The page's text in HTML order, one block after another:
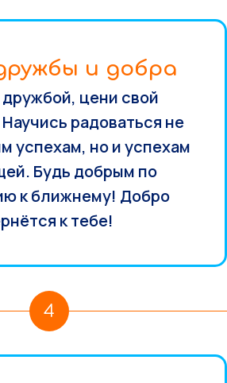
и добра
цени свой
радоваться не
успехам, но и успехам
Будь добрым по
к ближнему! Добро
к тебе!
4